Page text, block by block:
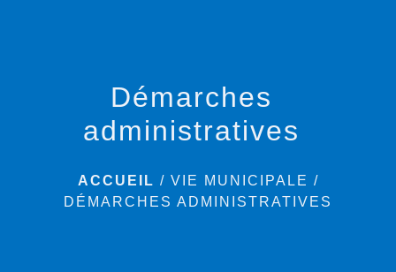
Démarches
administratives
ACCUEIL / VIE MUNICIPALE /
DÉMARCHES ADMINISTRATIVES